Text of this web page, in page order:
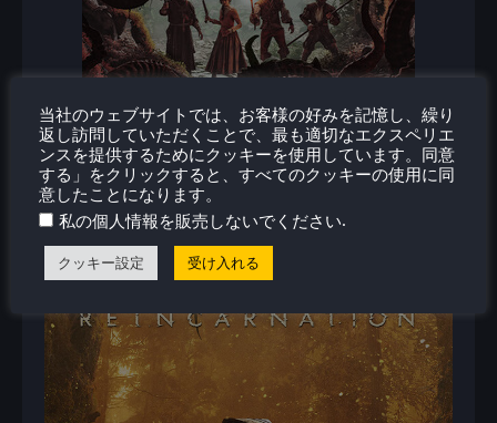
当社のウェブサイトでは、お客様の好みを記憶し、繰り
返し訪問していただくことで、最も適切なエクスペリエ
ンスを提供するためにクッキーを使用しています。同意
する」をクリックすると、すべてのクッキーの使用に同
意したことになります。
私の個人情報を販売しないでください.
クッキー設定 受け入れる